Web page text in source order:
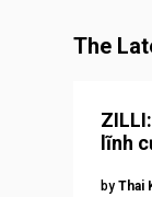
The
lĩnh
by Thai